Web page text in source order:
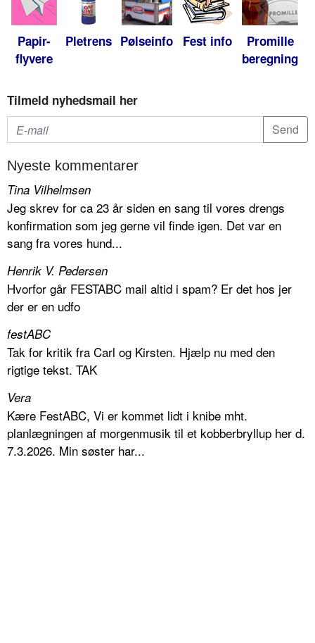
Papir-
flyvere
Pletrens Pølseinfo Fest info
Promille
beregning
Tilmeld nyhedsmail her
Nyeste kommentarer
Tina Vilhelmsen
Jeg skrev for ca 23 år siden en sang til vores drengs
konfirmation som jeg gerne vil finde igen. Det var en
sang fra vores hund...
Henrik V. Pedersen
Hvorfor går FESTABC mail altid i spam? Er det hos jer
der er en udfo
festABC
Tak for kritik fra Carl og Kirsten. Hjælp nu med den
rigtige tekst. TAK
Vera
Kære FestABC, Vi er kommet lidt i knibe mht.
planlægningen af morgenmusik til et kobberbryllup her d.
7.3.2026. Min søster har...